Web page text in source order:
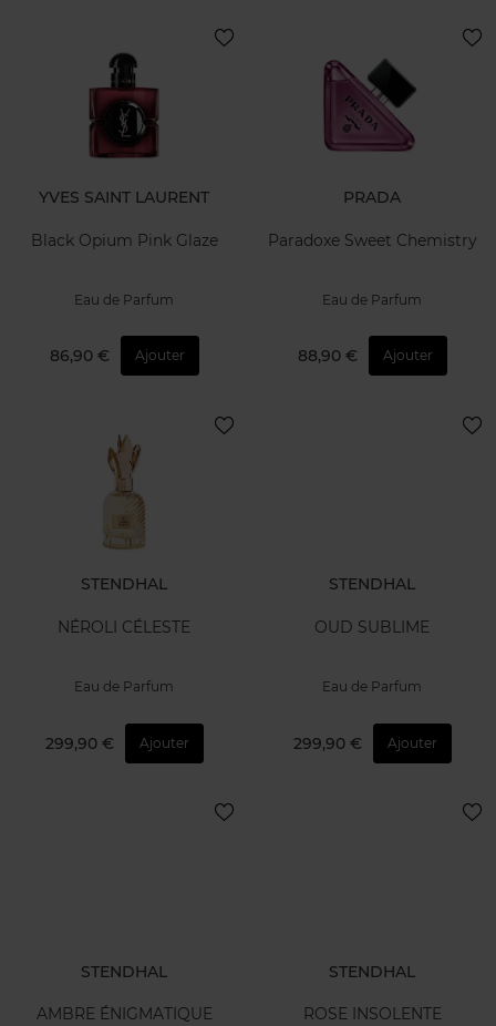
YVES SAINT LAURENT
Black Opium Pink Glaze
Eau de Parfum
86,90 € Ajouter
PRADA
Paradoxe Sweet Chemistry
Eau de Parfum
88,90 € Ajouter
STENDHAL
NÉROLI CÉLESTE
Eau de Parfum
299,90 € Ajouter
STENDHAL
OUD SUBLIME
Eau de Parfum
299,90 € Ajouter
STENDHAL
AMBRE ÉNIGMATIQUE
STENDHAL
ROSE INSOLENTE